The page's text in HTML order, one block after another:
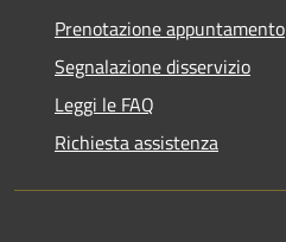
Prenotazione appuntamento
Segnalazione disservizio
Leggi le FAQ
Richiesta assistenza